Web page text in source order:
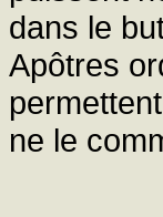
dans le
Apôtres
ne le